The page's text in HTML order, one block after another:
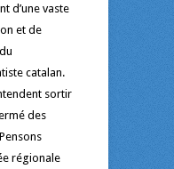
d’une vaste
et de
catalan.
sortir
des
régionale